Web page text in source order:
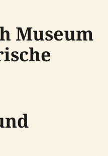
Museum